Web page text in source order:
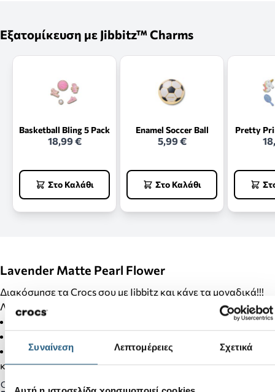
Συναίνεση Λεπτομέρειες Σχετικά
Εξατομίκευση με Jibbitz™ Charms
Basketball Bling 5 Pack
18,99 €
Στο Καλάθι
Enamel Soccer Ball
5,99 €
Στο Καλάθι
Pretty
Lavender Matte Pearl Flower
Διακόσμησε τα Crocs σου με Jibbitz και κάνε τα μοναδικά!!!
Λεπτομέρειες Προϊόντος:
Στα προϊόντα της κατηγορίας Jibbitz δεν γίνονται αλλαγές
και επιστροφές.
Gender: